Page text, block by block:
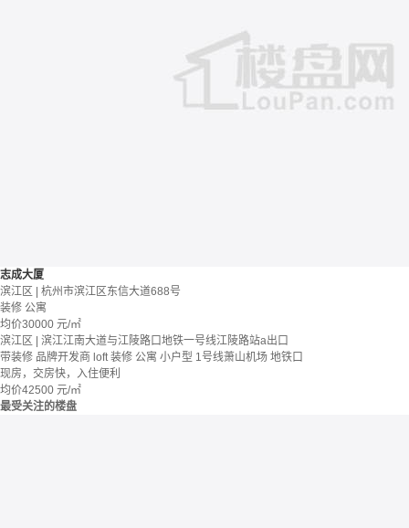
志成大厦
滨江区 | 杭州市滨江区东信大道688号
装修 公寓
均价30000 元/㎡
滨江区 | 滨江江南大道与江陵路口地铁一号线江陵路站a出口
带装修 品牌开发商 loft 装修 公寓 小户型 1号线萧山机场 地铁口
现房，交房快，入住便利
均价42500 元/㎡
最受关注的楼盘